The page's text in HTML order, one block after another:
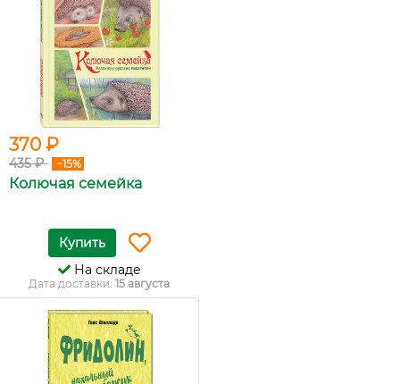
370 ₽
435 ₽ −15%
Колючая семейка
Купить
На складе
Дата доставки: 15 августа